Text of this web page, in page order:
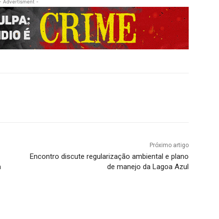
Advertisment -
Próximo artigo
Encontro discute regularização ambiental e plano
de manejo da Lagoa Azul